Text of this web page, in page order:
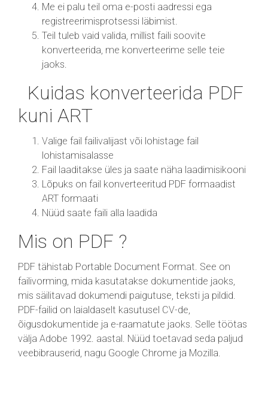
Me ei palu teil oma e-posti aadressi ega
registreerimisprotsessi läbimist.
Teil tuleb vaid valida, millist faili soovite
konverteerida, me konverteerime selle teie
jaoks.
Kuidas konverteerida PDF
kuni ART
Valige fail failivalijast või lohistage fail
lohistamisalasse
Fail laaditakse üles ja saate näha laadimisikooni
Lõpuks on fail konverteeritud PDF formaadist
ART formaati
Nüüd saate faili alla laadida
Mis on PDF ?
PDF tähistab Portable Document Format. See on
failivorming, mida kasutatakse dokumentide jaoks,
mis säilitavad dokumendi paigutuse, teksti ja pildid.
PDF-failid on laialdaselt kasutusel CV-de,
õigusdokumentide ja e-raamatute jaoks. Selle töötas
välja Adobe 1992. aastal. Nüüd toetavad seda paljud
veebibrauserid, nagu Google Chrome ja Mozilla.